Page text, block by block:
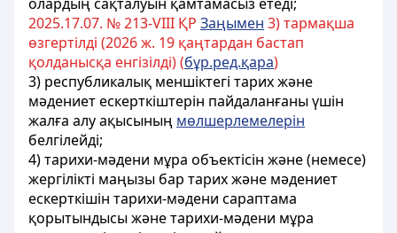
2025.17.07. № 213-VIII ҚР Заңымен 3) тармақша
өзгертілді (2026 ж. 19 қаңтардан бастап
қолданысқа енгізілді) (бұр.ред.қара)
3) республикалық меншiктегi тарих және
мәдениет ескерткіштерін пайдаланғаны үшiн
жалға алу ақысының мөлшерлемелерін
белгiлейдi;
4) тарихи-мәдени мұра объектісін және (немесе)
жергілікті маңызы бар тарих және мәдениет
ескерткішін тарихи-мәдени сараптама
қорытындысы және тарихи-мәдени мұра